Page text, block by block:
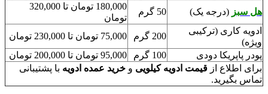
هل سبز (درجه یک) 50 گرم
180,000 تومان تا 320,000
تومان
ادویه کاری (ترکیبی
ویژه)
200 گرم
75,000 تومان تا 230,000 تومان
پودر پاپریکا دودی
100 گرم
95,000 تومان تا 200,000 تومان
برای اطلاع از قیمت ادویه کیلویی و خرید عمده ادویه با پشتیبانی
تماس بگیرید.